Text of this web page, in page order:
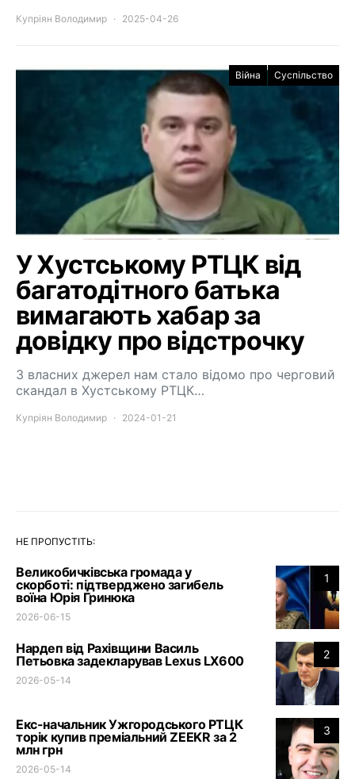
Купріян Володимир 2025-04-26
Війна Суспільство
У Хустському РТЦК від
багатодітного батька
вимагають хабар за
довідку про відстрочку
З власних джерел нам стало відомо про черговий
скандал в Хустському РТЦК…
Купріян Володимир 2024-01-21
НЕ ПРОПУСТІТЬ:
1
Великобичківська громада у
скорботі: підтверджено загибель
воїна Юрія Гринюка
2026-06-15
2
Нардеп від Рахівщини Василь
Петьовка задекларував Lexus LX600
2026-05-14
3
Екс-начальник Ужгородського РТЦК
торік купив преміальний ZEEKR за 2
млн грн
2026-05-14